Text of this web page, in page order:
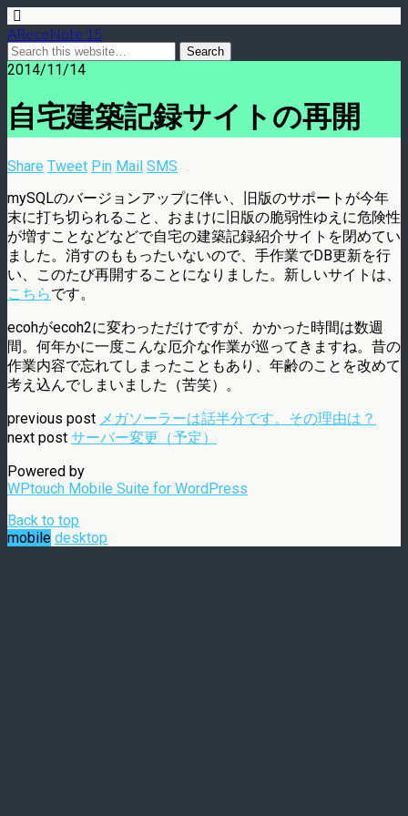
ARecoNote 15
2014/11/14
自宅建築記録サイトの再開
Share Tweet Pin Mail SMS
mySQLのバージョンアップに伴い、旧版のサポートが今年
末に打ち切られること、おまけに旧版の脆弱性ゆえに危険性
が増すことなどなどで自宅の建築記録紹介サイトを閉めてい
ました。消すのももったいないので、手作業でDB更新を行
い、このたび再開することになりました。新しいサイトは、
こちらです。
ecohがecoh2に変わっただけですが、かかった時間は数週
間。何年かに一度こんな厄介な作業が巡ってきますね。昔の
作業内容で忘れてしまったこともあり、年齢のことを改めて
考え込んでしまいました（苦笑）。
previous post メガソーラーは話半分です。その理由は？
next post サーバー変更（予定）
Powered by
WPtouch Mobile Suite for WordPress
Back to top
mobile desktop